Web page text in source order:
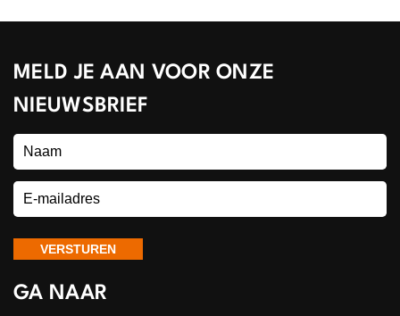
MELD JE AAN VOOR ONZE
NIEUWSBRIEF
GA NAAR